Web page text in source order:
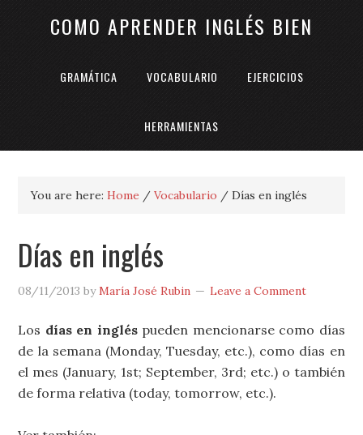
COMO APRENDER INGLÉS BIEN
GRAMÁTICA VOCABULARIO EJERCICIOS
HERRAMIENTAS
You are here:Home / Vocabulario / Días en inglés
Días en inglés
08/11/2013 byMaría José Rubin Leave a Comment
Los días en ingléspueden mencionarse como días
de la semana (Monday, Tuesday, etc.), como días en
el mes (January, 1st; September, 3rd; etc.) o también
de forma relativa (today, tomorrow, etc.).